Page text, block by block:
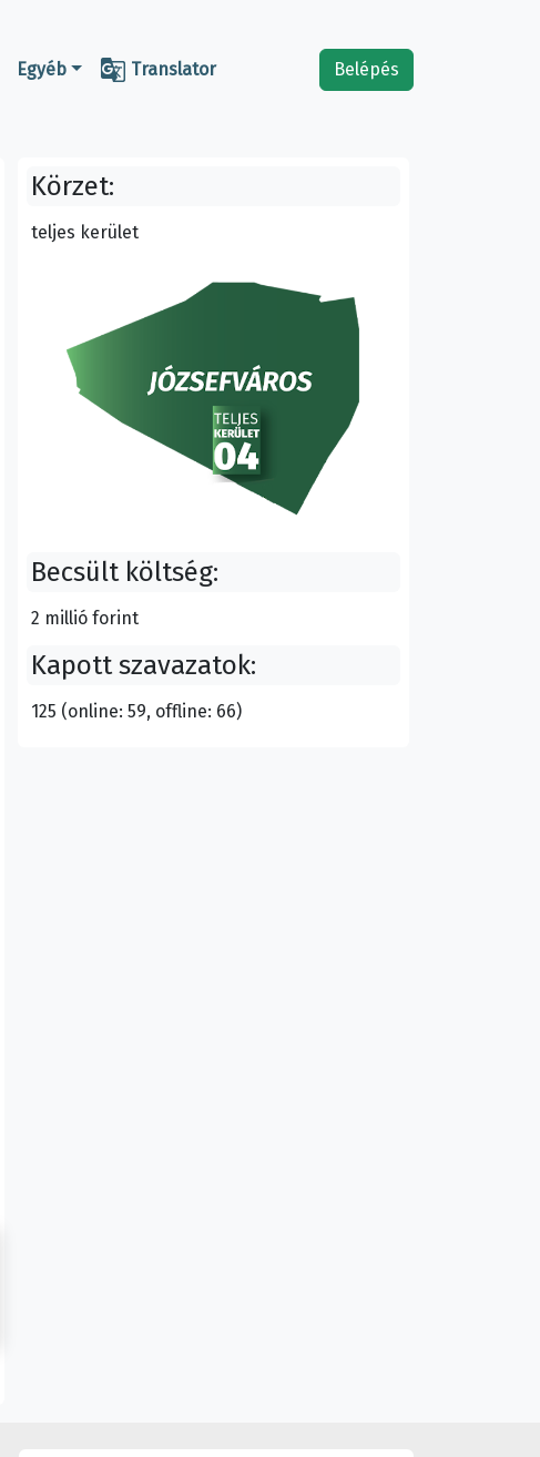
Egyéb  Translator Belépés
Körzet:
teljes kerület
Becsült költség:
2 millió forint
Kapott szavazatok:
125 (online: 59, offline: 66)